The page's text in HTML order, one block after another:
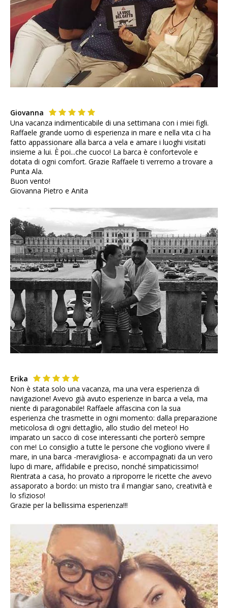
Giovanna
Una vacanza indimenticabile di una settimana con i miei figli.
Raffaele grande uomo di esperienza in mare e nella vita ci ha
fatto appassionare alla barca a vela e amare i luoghi visitati
insieme a lui. È poi...che cuoco! La barca è confortevole e
dotata di ogni comfort. Grazie Raffaele ti verremo a trovare a
Punta Ala.
Buon vento!
Giovanna Pietro e Anita
Erika
Non è stata solo una vacanza, ma una vera esperienza di
navigazione! Avevo già avuto esperienze in barca a vela, ma
niente di paragonabile! Raffaele affascina con la sua
esperienza che trasmette in ogni momento: dalla preparazione
meticolosa di ogni dettaglio, allo studio del meteo! Ho
imparato un sacco di cose interessanti che porterò sempre
con me! Lo consiglio a tutte le persone che vogliono vivere il
mare, in una barca -meravigliosa- e accompagnati da un vero
lupo di mare, affidabile e preciso, nonché simpaticissimo!
Rientrata a casa, ho provato a riproporre le ricette che avevo
assaporato a bordo: un misto tra il mangiar sano, creatività e
lo sfizioso!
Grazie per la bellissima esperienza!!!